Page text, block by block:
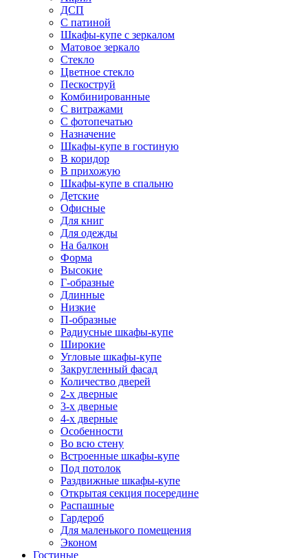
ДСП
С патиной
Шкафы-купе с зеркалом
Матовое зеркало
Стекло
Цветное стекло
Пескоструй
Комбинированные
С витражами
С фотопечатью
Назначение
Шкафы-купе в гостиную
В коридор
В прихожую
Шкафы-купе в спальню
Детские
Офисные
Для книг
Для одежды
На балкон
Форма
Высокие
Г-образные
Длинные
Низкие
П-образные
Радиусные шкафы-купе
Широкие
Угловые шкафы-купе
Закругленный фасад
Количество дверей
2-х дверные
3-х дверные
4-х дверные
Особенности
Во всю стену
Встроенные шкафы-купе
Под потолок
Раздвижные шкафы-купе
Открытая секция посередине
Распашные
Гардероб
Для маленького помещения
Эконом
Гостиные